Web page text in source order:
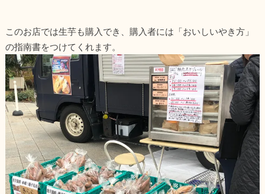
このお店では生芋も購入でき、購入者には「おいしいやき方」
の指南書をつけてくれます。